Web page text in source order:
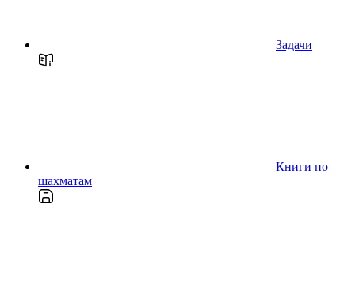
Задачи
Книги по
шахматам